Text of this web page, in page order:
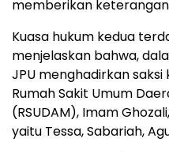
memberikan
Kuasa hukum kedua
menjelaskan bahwa,
JPU menghadirkan
Rumah Sakit Umum
(RSUDAM), Imam
yaitu Tessa, Sabariah,